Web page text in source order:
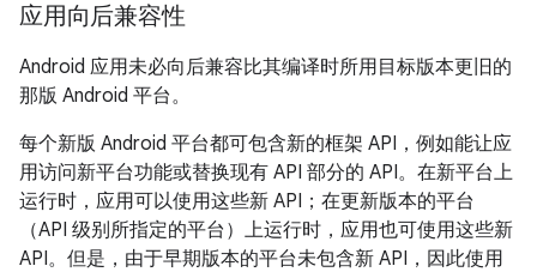
应用向后兼容性
Android 应用未必向后兼容比其编译时所用目标版本更旧的
那版 Android 平台。
每个新版 Android 平台都可包含新的框架 API，例如能让应
用访问新平台功能或替换现有 API 部分的 API。在新平台上
运行时，应用可以使用这些新 API；在更新版本的平台
（API 级别所指定的平台）上运行时，应用也可使用这些新
API。但是，由于早期版本的平台未包含新 API，因此使用